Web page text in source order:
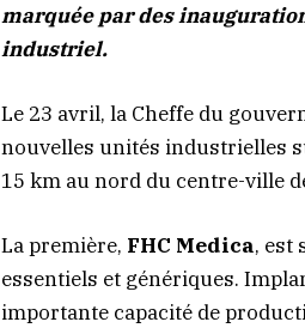
marquée par des
industriel.
Le 23 avril, la Cheffe du
nouvelles unités industrielles
15 km au nord du centre-ville
La première, FHC Medica, est
essentiels et génériques.
importante capacité de